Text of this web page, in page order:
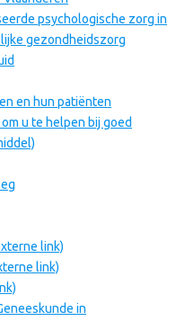
psychologische zorg in
gezondheidszorg
en hun patiënten
u te helpen bij goed
link)
link)
in